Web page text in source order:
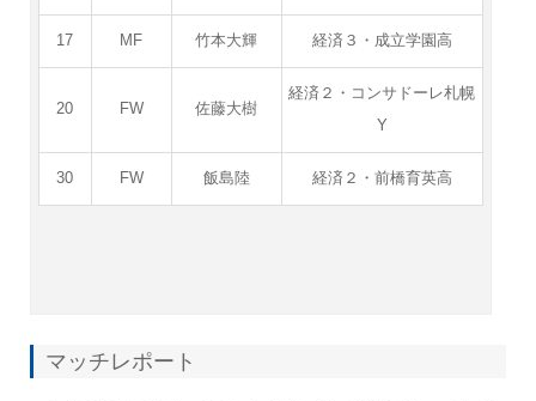
17 MF 竹本大輝 経済３・成立学園高
20 FW 佐藤大樹
経済２・コンサドーレ札幌
Y
30 FW 飯島陸 経済２・前橋育英高
マッチレポート